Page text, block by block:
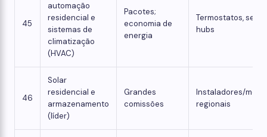
45
automação
residencial e
sistemas de
climatização
(HVAC)
Pacotes;
economia de
energia
Termostatos,
hubs
46
Solar
residencial e
armazenamento
(líder)
Grandes
comissões
Instaladores/
regionais